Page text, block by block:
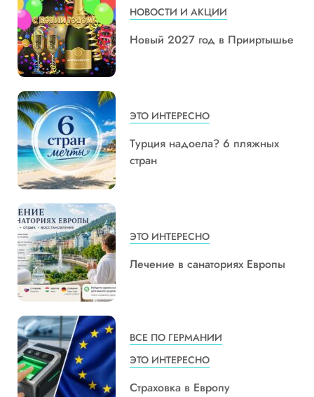
НОВОСТИ И АКЦИИ
Новый 2027 год в Прииртышье
ЭТО ИНТЕРЕСНО
Турция надоела? 6 пляжных
стран
ЭТО ИНТЕРЕСНО
Лечение в санаториях Европы
ВСЕ ПО ГЕРМАНИИ
ЭТО ИНТЕРЕСНО
Страховка в Европу